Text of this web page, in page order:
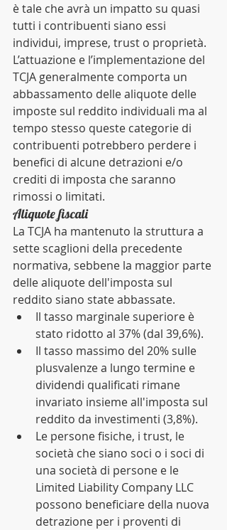
è tale che avrà un impatto su quasi
tutti i contribuenti siano essi
individui, imprese, trust o proprietà.
L’attuazione e l’implementazione del
TCJA generalmente comporta un
abbassamento delle aliquote delle
imposte sul reddito individuali ma al
tempo stesso queste categorie di
contribuenti potrebbero perdere i
benefici di alcune detrazioni e/o
crediti di imposta che saranno
rimossi o limitati.
Aliquote fiscali
La TCJA ha mantenuto la struttura a
sette scaglioni della precedente
normativa, sebbene la maggior parte
delle aliquote dell'imposta sul
reddito siano state abbassate.
Il tasso marginale superiore è
stato ridotto al 37% (dal 39,6%).
Il tasso massimo del 20% sulle
plusvalenze a lungo termine e
dividendi qualificati rimane
invariato insieme all'imposta sul
reddito da investimenti (3,8%).
Le persone fisiche, i trust, le
società che siano soci o i soci di
una società di persone e le
Limited Liability Company LLC
possono beneficiare della nuova
detrazione per i proventi di